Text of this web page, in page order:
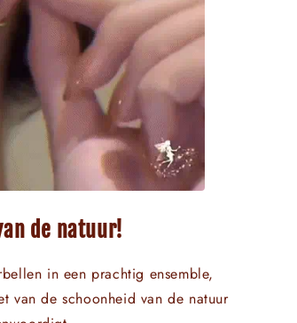
de natuur!
in een prachtig ensemble,
van de schoonheid van de natuur